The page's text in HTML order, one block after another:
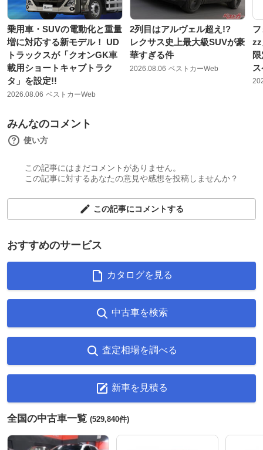
乗用車・SUVの電動化と重量
増に対応する新モデル！ UD
トラックスが「クオンGK車
載用ショートキャブトラク
タ」を設定!!
2026.08.06 ベストカーWeb
2列目はアルヴェル超え!?
レクサス史上最大級SUVが豪
華すぎる件
2026.08.06 ベストカーWeb
みんなのコメント
使い方
この記事にはまだコメントがありません。
この記事に対するあなたの意見や感想を投稿しませんか？
この記事にコメントする
おすすめのサービス
カタログを見る
中古車を検索
査定相場を調べる
新車を見積る
全国の中古車一覧 (529,840件)